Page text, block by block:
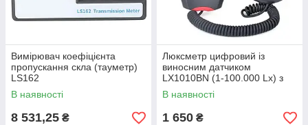
Вимірювач коефіцієнта
пропускання скла (тауметр)
LS162
В наявності
8 531,25 ₴
Люксметр цифровий із
виносним датчиком
LX1010BN (1-100.000 Lx) з
вибором діапазону
вимірювань
В наявності
1 650 ₴